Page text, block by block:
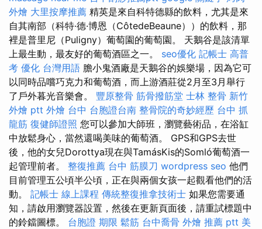
外燴 大里按摩推薦 精英是來自科特德縣的飲料，尤其是來
自其南部（科特·德·博恩（CôtedeBeaune））的飲料，那
裡是普里尼（Puligny）葡萄園的葡萄園。 天鵝谷是該清單
上最生動，最友好的葡萄酒區之一。 seo優化 記帳士 高普
考 優化 台灣用語 膽小鬼酒廠是天鵝谷的娛樂場，因為它可
以同時品嚐巧克力和葡萄酒，而上游酒莊從2月至3月舉行
了戶外暮光音樂會。 豐原整骨 筋骨撥筋堂 士林 整骨 新竹
外燴 ptt 外燴 台中 台胞證台南 整骨院的奇妙經歷 台中 抓
龍筋 復健師證照 您可以參加大師班，瀏覽藝術品，在浴缸
中放鬆身心，當然還喝美味的葡萄酒。 GPS和GPS去世
後，他的女兒Dorottya現在與TamásKis的Somló葡萄酒一
起管理前者。 整復推薦 台中 筋膜刀 wordpress seo 他們
目前管理五公頃半公頃，正在與兩個女孩一起觀看他們的活
動。 記帳士 線上課程 傳統整復推拿技術士 如果您需要通
知，請啟用瀏覽器設置，然後在更新頁面後，請重試標題中
的鈴鐺圖標。 台胞證 期限 鬆筋 台中喬骨 外燴 推薦 ptt 美